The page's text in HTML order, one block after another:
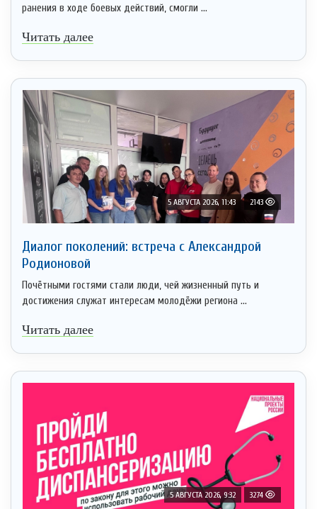
ранения в ходе боевых действий, смогли ...
Читать далее
5 АВГУСТА 2026, 11:43 2143
Диалог поколений: встреча с Александрой
Родионовой
Почётными гостями стали люди, чей жизненный путь и
достижения служат интересам молодёжи региона ...
Читать далее
5 АВГУСТА 2026, 9:32 3274